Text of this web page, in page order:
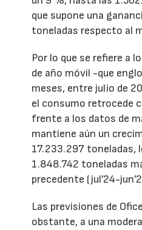
que supone una
toneladas respecto al
Por lo que se refiere a
de año móvil -que
meses, entre julio de
el consumo retrocede
frente a los datos de
mantiene aún un
17.233.297 toneladas,
1.848.742 toneladas
precedente (jul’24-
Las previsiones de
obstante, a una